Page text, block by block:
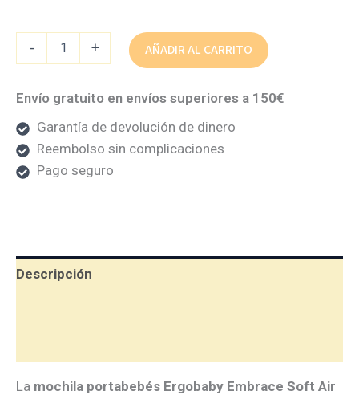
- + AÑADIR AL CARRITO
Envío gratuito en envíos superiores a 150€
Garantía de devolución de dinero
Reembolso sin complicaciones
Pago seguro
Descripción
La mochila portabebés Ergobaby Embrace Soft Air